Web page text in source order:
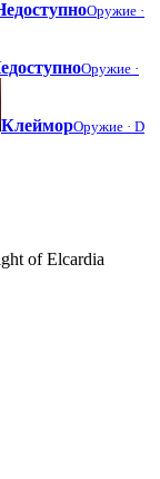
Оружие ·
Оружие ·
КлейморОружие · D
of Elcardia